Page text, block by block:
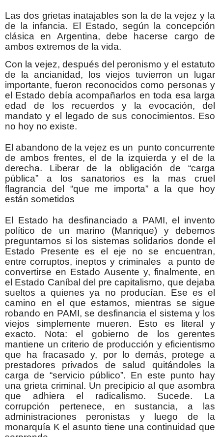
Las dos grietas inatajables son la de la vejez y la
de la infancia. El Estado, según la concepción
clásica en Argentina, debe hacerse cargo de
ambos extremos de la vida.
Con la vejez, después del peronismo y el estatuto
de la ancianidad, los viejos tuvierron un lugar
importante, fueron reconocidos como personas y
el Estado debía acompañarlos en toda esa larga
edad de los recuerdos y la evocación, del
mandato y el legado de sus conocimientos. Eso
no hoy no existe.
El abandono de la vejez es un punto concurrente
de ambos frentes, el de la izquierda y el de la
derecha. Liberar de la obligación de “carga
pública” a los sanatorios es la mas cruel
flagrancia del “que me importa” a la que hoy
están sometidos
El Estado ha desfinanciado a PAMI, el invento
político de un marino (Manrique) y debemos
preguntarnos si los sistemas solidarios donde el
Estado Presente es el eje no se encuentran,
entre corruptos, ineptos y criminales a punto de
convertirse en Estado Ausente y, finalmente, en
el Estado Caníbal del pre capitalismo, que dejaba
sueltos a quienes ya no producían. Ese es el
camino en el que estamos, mientras se sigue
robando en PAMI, se desfinancia el sistema y los
viejos simplemente mueren. Esto es literal y
exacto. Nota: el gobierno de los gerentes
mantiene un criterio de producción y eficientismo
que ha fracasado y, por lo demás, protege a
prestadores privados de salud quitándoles la
carga de “servicio público”. En este punto hay
una grieta criminal. Un precipicio al que asombra
que adhiera el radicalismo. Sucede. La
corrupción pertenece, en sustancia, a las
administraciones peronistas y luego de la
monarquía K el asunto tiene una continuidad que